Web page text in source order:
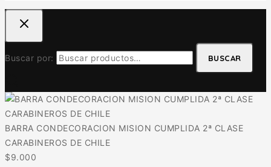
Buscar por: BUSCAR
BARRA CONDECORACION MISION CUMPLIDA 2ª CLASE
CARABINEROS DE CHILE
$9.000